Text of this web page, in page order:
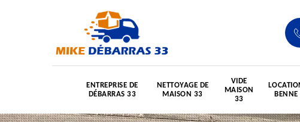
ENTREPRISE DE
DÉBARRAS 33
NETTOYAGE DE
MAISON 33
VIDE
MAISON
33